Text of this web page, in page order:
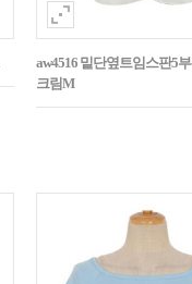
aw4516 밑단옆트임스판5부
크림M